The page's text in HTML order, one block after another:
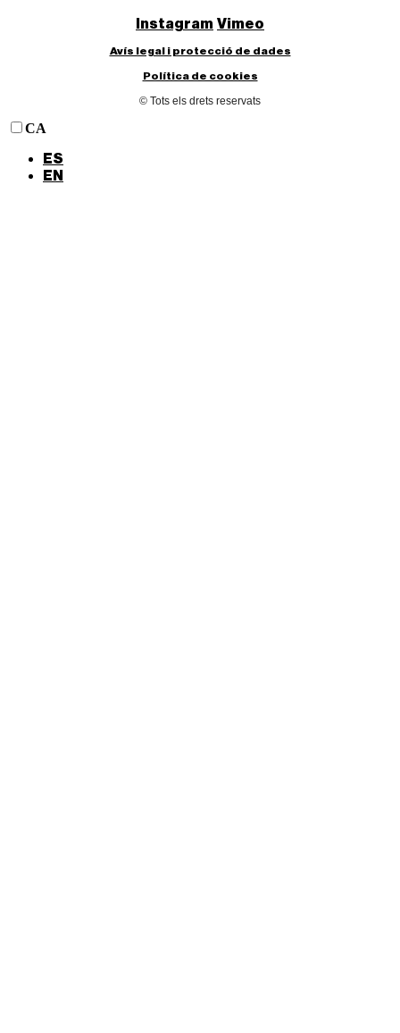
Instagram Vimeo
Avís legal i protecció de dades
Política de cookies
© Tots els drets reservats
CA
ES
EN